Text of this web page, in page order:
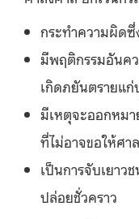
กระทำความผิดซึ่
มีพฤติกรรมอันคว
เกิดภยันตรายแ
มีเหตุจะออกหมา
ที่ไม่อาจขอให้ศ
เป็นการจับเยา
ปล่อยชั่วคราว